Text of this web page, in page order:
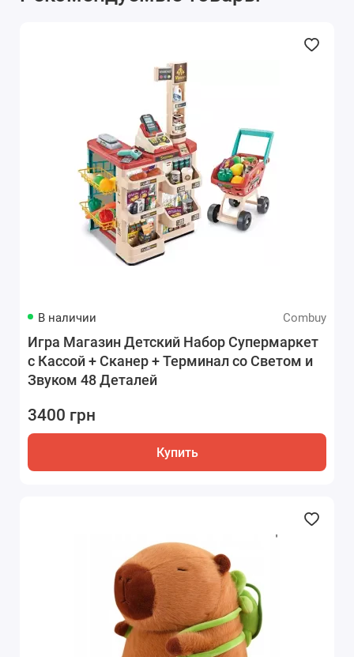
В наличии Combuy
Игра Магазин Детский Набор Супермаркет
с Кассой + Сканер + Терминал со Светом и
Звуком 48 Деталей
3400 грн
Купить